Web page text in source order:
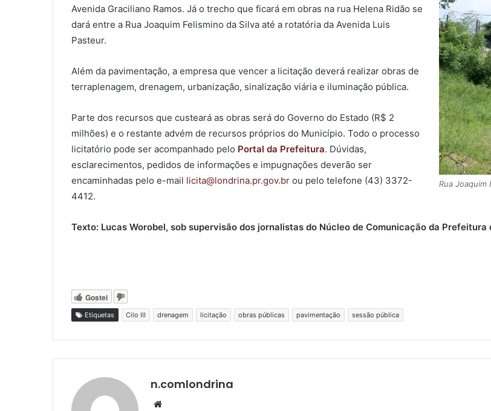
Rua Joaquim
Avenida Graciliano Ramos. Já o trecho que ficará em obras na rua Helena Ridão se
dará entre a Rua Joaquim Felismino da Silva até a rotatória da Avenida Luis
Pasteur.
Além da pavimentação, a empresa que vencer a licitação deverá realizar obras de
terraplenagem, drenagem, urbanização, sinalização viária e iluminação pública.
Parte dos recursos que custeará as obras será do Governo do Estado (R$ 2
milhões) e o restante advém de recursos próprios do Município. Todo o processo
licitatório pode ser acompanhado pelo Portal da Prefeitura. Dúvidas,
esclarecimentos, pedidos de informações e impugnações deverão ser
encaminhadas pelo e-mail licita@londrina.pr.gov.br ou pelo telefone (43) 3372-
4412.
Texto: Lucas Worobel, sob supervisão dos jornalistas do Núcleo de Comunicação da Prefeitura
Gostei
Etiquetas Cilo III drenagem licitação obras públicas pavimentação sessão pública
n.comlondrina
Website